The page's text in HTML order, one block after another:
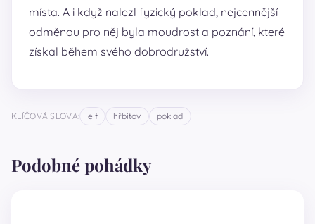
místa. A i když nalezl fyzický poklad, nejcennější
odměnou pro něj byla moudrost a poznání, které
získal během svého dobrodružství.
KLÍČOVÁ SLOVA: elf hřbitov poklad
Podobné pohádky